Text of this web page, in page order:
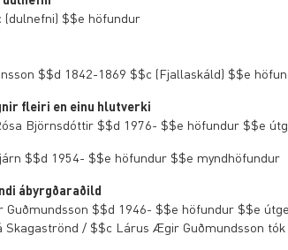
$$e höfundur
$$d 1842-1869 $$c (Fjallaskáld) $$e
fleiri en einu hlutverki
Björnsdóttir $$d 1976- $$e höfundur $$e
$$d 1954- $$e höfundur $$e myndhöfundur
ábyrgðaraðild
$$d 1946- $$e höfundur $$e
Skagaströnd / $$c Lárus Ægir Guðmundsson tók